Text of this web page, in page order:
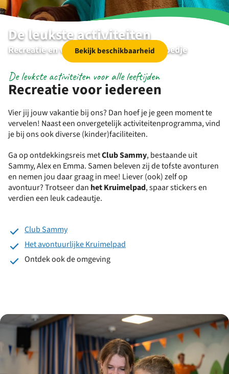
De leukste activiteiten
Recreatie en vermaak op RCN Toppershoedje
Bekijk beschikbaarheid
Recreatie voor iedereen
De leukste activiteiten voor alle leeftijden
Vier jij jouw vakantie bij ons? Dan hoef je je geen moment te
vervelen! Naast een onvergetelijk activiteitenprogramma, vind
je bij ons ook diverse (kinder)faciliteiten.
Ga op ontdekkingsreis metClub Sammy, bestaande uit
Sammy, Alex en Emma. Samen beleven zij de tofste avonturen
en nemen jou daar graag in mee! Liever (ook) zelf op
avontuur? Trotseer dan het Kruimelpad, spaar stickers en
verdien een leuk cadeautje.
Club Sammy
Het avontuurlijke Kruimelpad
Ontdek ook de omgeving